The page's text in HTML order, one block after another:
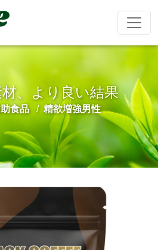
免疫力を高
精欲増強男
性
リ
阿膠糕
カプセル 粉末飲料
、より良い結果
食品 精欲増強男性